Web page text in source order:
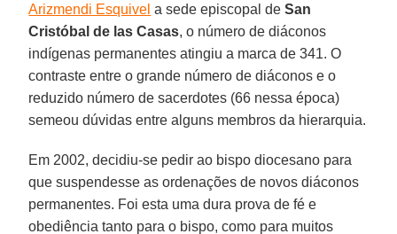
Arizmendi Esquivel a sede episcopal deSan
Cristóbal de las Casas, o número de diáconos
indígenas permanentes atingiu a marca de 341. O
contraste entre o grande número de diáconos e o
reduzido número de sacerdotes (66 nessa época)
semeou dúvidas entre alguns membros da hierarquia.
Em 2002, decidiu-se pedir ao bispo diocesano para
que suspendesse as ordenações de novos diáconos
permanentes. Foi esta uma dura prova de fé e
obediência tanto para o bispo, como para muitos